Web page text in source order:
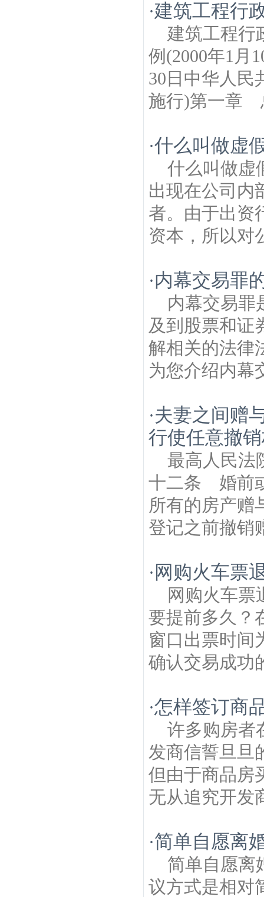
·建筑工程行
建筑工程行
例(2000年1月
30日中华人民
施行)第一章
·什么叫做虚
什么叫做虚
出现在公司内
者。由于出资
资本，所以对
·内幕交易罪
内幕交易罪
及到股票和证
解相关的法律
为您介绍内幕
·夫妻之间赠
行使任意撤
最高人民法
十二条 婚前
所有的房产赠
登记之前撤销
· 网购火车票
网购火车票
要提前多久？
窗口出票时间
确认交易成功
·怎样签订商
许多购房者
发商信誓旦旦
但由于商品房
无从追究开发
·简单自愿离
简单自愿离
议方式是相对